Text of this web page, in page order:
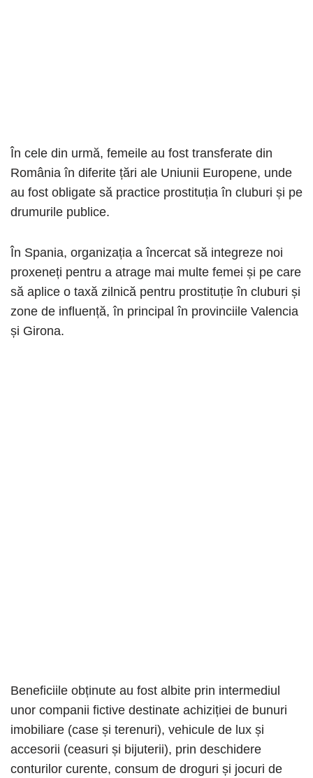
În cele din urmă, femeile au fost transferate din
România în diferite țări ale Uniunii Europene, unde
au fost obligate să practice prostituția în cluburi și pe
drumurile publice.
În Spania, organizația a încercat să integreze noi
proxeneți pentru a atrage mai multe femei și pe care
să aplice o taxă zilnică pentru prostituție în cluburi și
zone de influență, în principal în provinciile Valencia
și Girona.
Beneficiile obținute au fost albite prin intermediul
unor companii fictive destinate achiziției de bunuri
imobiliare (case și terenuri), vehicule de lux și
accesorii (ceasuri și bijuterii), prin deschidere
conturilor curente, consum de droguri și jocuri de